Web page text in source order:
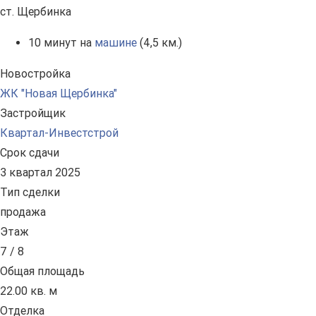
ст. Щербинка
10 минут на машине (4,5 км.)
Новостройка
ЖК "Новая Щербинка"
Застройщик
Квартал-Инвестстрой
Срок сдачи
3 квартал 2025
Тип сделки
продажа
Этаж
7 / 8
Общая площадь
22.00 кв. м
Отделка